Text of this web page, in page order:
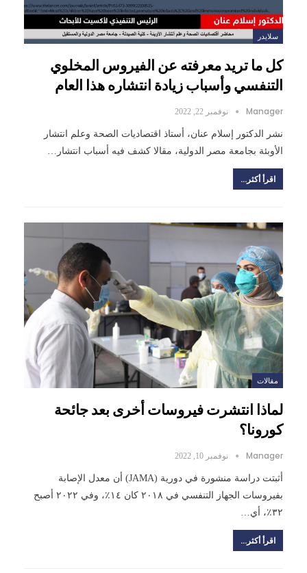
سلايدر
كل ما تريد معرفته عن الفيروس المخلوي
التنفسي وأسباب زيادة انتشاره هذا العام
Manager نوفمبر 22, 2022
نشر الدكتور إسلام عنان، أستاذ اقتصاديات الصحة وعلم انتشار
الأوبئة بجامعة مصر الدولية، مقالا كشف فيه أسباب انتشار…
اقرأ أكثر...
مقالات
لماذا انتشرت فيروسات أخرى بعد جائحة
كورونا؟
Manager نوفمبر 10, 2022
أثبتت دراسة منشورة في دورية (JAMA) أن معدل الإصابة
بفيروسات الجهاز التنفسي في ٢٠١٨ كان ١٤٪، وفي ٢٠٢٢ أصبح
٣٢٪، أي…
اقرأ أكثر...